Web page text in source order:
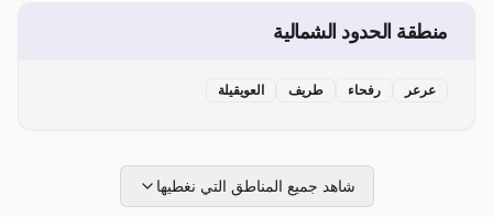
منطقة الحدود الشمالية
عرعر رفحاء طريف العويقيلة
شاهد جميع المناطق التي نغطيها